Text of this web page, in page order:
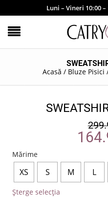
Luni – Vineri 10:00 –
Acasă / Bluze Pisici
Mărime
XS S M L
Șterge selecția